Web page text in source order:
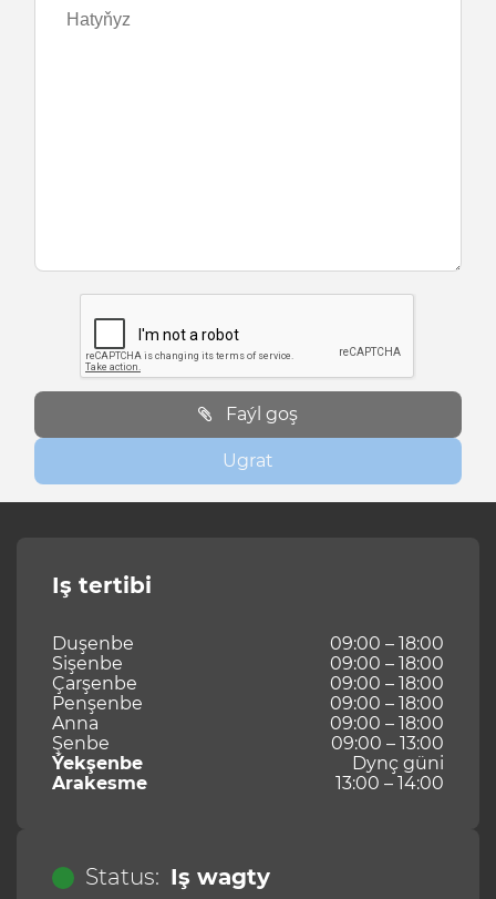
Faýl goş
Ugrat
Iş tertibi
Duşenbe
09:00 – 18:00
Sişenbe
09:00 – 18:00
Çarşenbe
09:00 – 18:00
Penşenbe
09:00 – 18:00
Anna
09:00 – 18:00
Şenbe
09:00 – 13:00
Ýekşenbe
Dynç güni
Arakesme
13:00 – 14:00
Status: Iş wagty